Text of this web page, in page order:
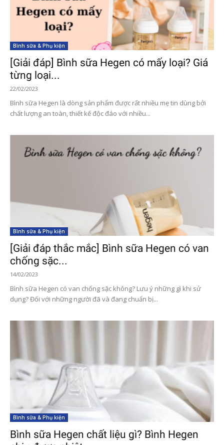
Bình sữa & Phụ kiện
[Giải đáp] Bình sữa Hegen có mấy loại? Giá
từng loại...
22/02/2023
Bình sữa Hegen là dòng sản phẩm được rất nhiều mẹ tin dùng bởi
chất lượng an toàn, thiết kế độc đáo với nhiều...
Bình sữa & Phụ kiện
[Giải đáp thắc mắc] Bình sữa Hegen có van
chống sặc...
14/02/2023
Bình sữa Hegen có van chống sặc không? Lưu ý những gì khi sử
dụng? Đối với những người đã và đang chuẩn bị...
Bình sữa & Phụ kiện
Bình sữa Hegen chất liệu gì? Bình Hegen